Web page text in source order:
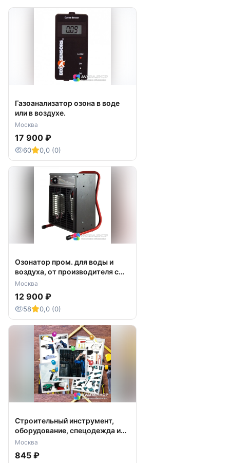
Газоанализатор озона в воде
или в воздухе.
Москва
17 900 ₽
60 0,0 (0)
Озонатор пром. для воды и
воздуха, от производителя с
доставкой.
Москва
12 900 ₽
58 0,0 (0)
Строительный инструмент,
оборудование, спецодежда и
СИЗ
Москва
845 ₽